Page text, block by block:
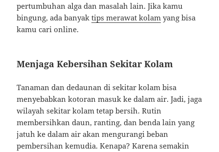
pertumbuhan alga dan masalah lain. Jika kamu
bingung, ada banyaktips merawat kolam yang bisa
kamu cari online.
Menjaga Kebersihan Sekitar Kolam
Tanaman dan dedaunan di sekitar kolam bisa
menyebabkan kotoran masuk ke dalam air. Jadi, jaga
wilayah sekitar kolam tetap bersih. Rutin
membersihkan daun, ranting, dan benda lain yang
jatuh ke dalam air akan mengurangi beban
pembersihan kemudia. Kenapa? Karena semakin